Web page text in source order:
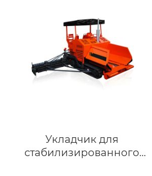
Укладчик для
стабилизированного